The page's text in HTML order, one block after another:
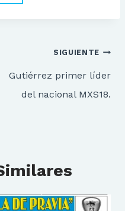
SIGUIENTE
Gutiérrez primer líder
del nacional MXS18.